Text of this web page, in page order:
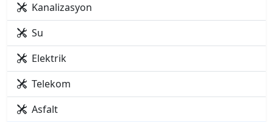
Kanalizasyon
Su
Elektrik
Telekom
Asfalt